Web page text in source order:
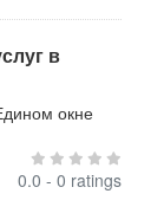
в
окне
0.0 - 0 ratings